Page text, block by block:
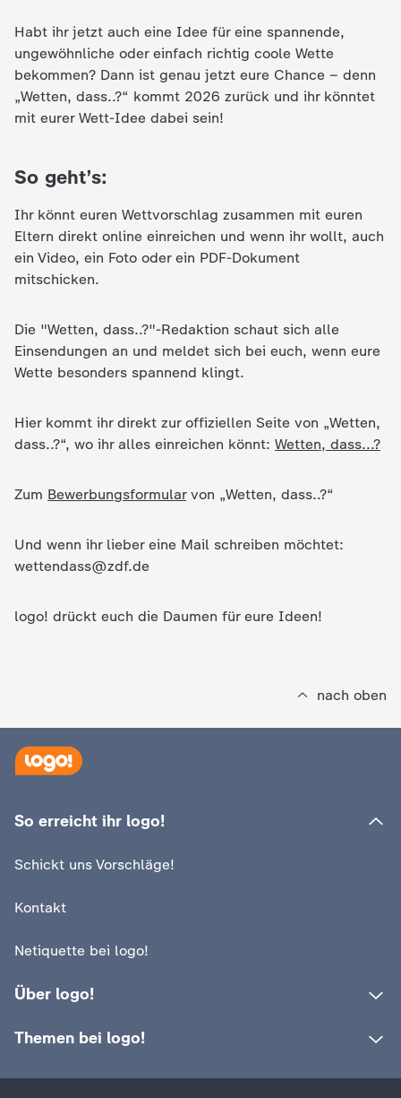
n
d
n
h
c
h
Z
D
Habt ihr jetzt auch eine Idee für eine spannende,
ungewöhnliche oder einfach richtig coole Wette
bekommen? Dann ist genau jetzt eure Chance – denn
„Wetten, dass..?“ kommt 2026 zurück und ihr könntet
mit eurer Wett-Idee dabei sein!
So geht’s:
Ihr könnt euren Wettvorschlag zusammen mit euren
Eltern direkt online einreichen und wenn ihr wollt, auch
ein Video, ein Foto oder ein PDF-Dokument
mitschicken.
Die "Wetten, dass..?"-Redaktion schaut sich alle
Einsendungen an und meldet sich bei euch, wenn eure
Wette besonders spannend klingt.
Hier kommt ihr direkt zur offiziellen Seite von „Wetten,
dass..?“, wo ihr alles einreichen könnt: Wetten, dass...?
Zum Bewerbungsformularvon „Wetten, dass..?“
Und wenn ihr lieber eine Mail schreiben möchtet:
wettendass@zdf.de
logo! drückt euch die Daumen für eure Ideen!
nach oben
So erreicht ihr logo!
Schickt uns Vorschläge!
Kontakt
Netiquette bei logo!
Über logo!
Themen bei logo!